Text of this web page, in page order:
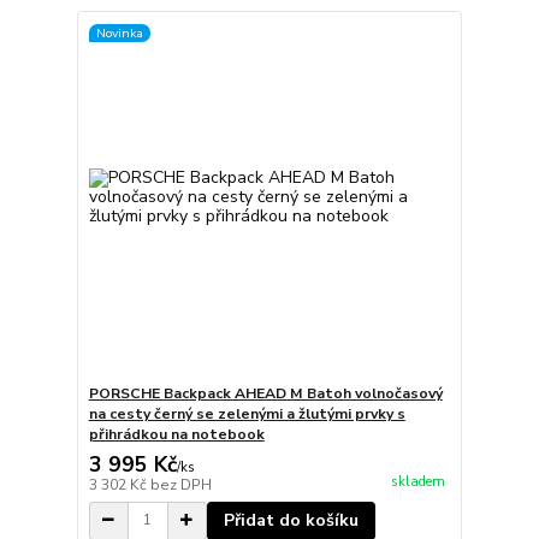
Novinka
PORSCHE Backpack AHEAD M Batoh volnočasový
na cesty černý se zelenými a žlutými prvky s
přihrádkou na notebook
3 995 Kč/ks
3 302 Kč bez DPH skladem
Přidat do košíku